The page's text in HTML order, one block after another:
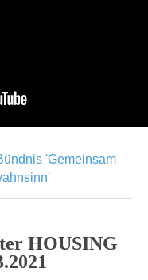
'Gemeinsam
HOUSING